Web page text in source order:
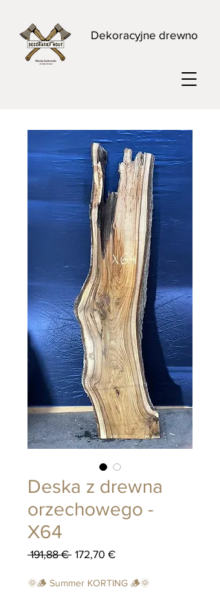
Dekoracyjne drewno
Deska z drewna
orzechowego -
X64
191,88 € Regularna
172,70 €Cena
🌞🪵 Summer KORTING 🪵🌞